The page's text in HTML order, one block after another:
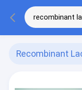
Recombinant